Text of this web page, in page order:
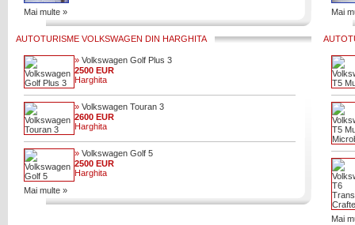
Mai multe »
Mai
AUTOTURISME VOLKSWAGEN DIN HARGHITA
» Volkswagen Golf Plus 3
2500 EUR
Harghita
» Volkswagen Touran 3
2600 EUR
Harghita
» Volkswagen Golf 5
2500 EUR
Harghita
Mai multe »
Mai